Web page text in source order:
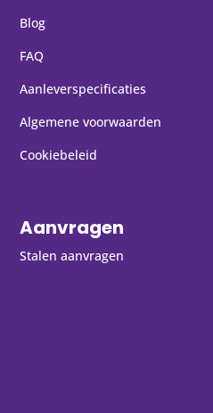
Blog
FAQ
Aanleverspecificaties
Algemene voorwaarden
Cookiebeleid
Aanvragen
Stalen aanvragen